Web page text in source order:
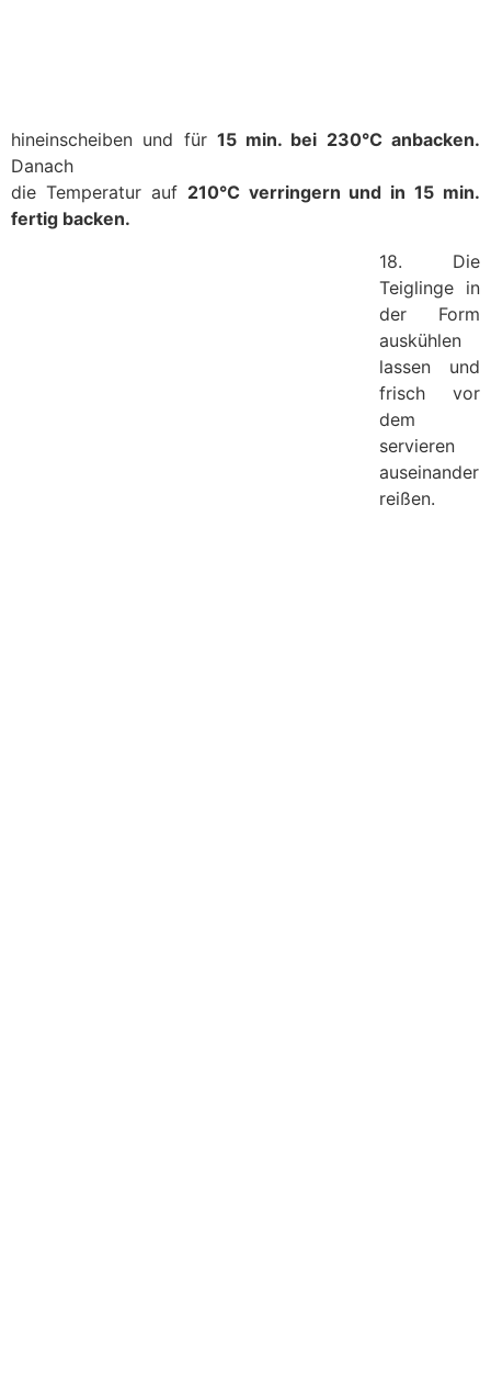
hineinscheiben und für 15 min. bei 230°C anbacken.
Danach
die Temperatur auf 210°C verringern und in 15 min.
fertig backen.
18. Die
Teiglinge in
der Form
auskühlen
lassen und
frisch vor
dem
servieren
auseinander
reißen.